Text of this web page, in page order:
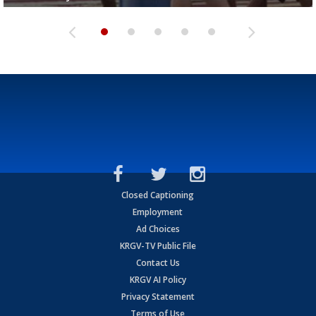
Closed Captioning
Employment
Ad Choices
KRGV-TV Public File
Contact Us
KRGV AI Policy
Privacy Statement